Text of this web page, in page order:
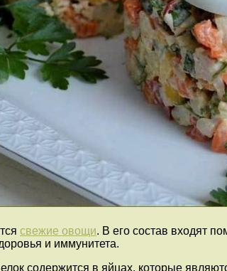
свежие овощи. В его состав входят
и иммунитета.
содержится в яйцах, которые